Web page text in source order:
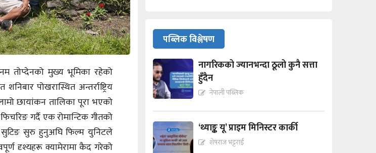
तोप्देनको मुख्य भूमिका रहेको
पोखरास्थित अन्तर्राष्ट्रिय
छायांकन तालिका पूरा भएको
गर्दै एक रोमान्टिक गीतको
सुटिङ सुरु हुनुअघि फिल्म युनिटले
दृश्यहरू क्यामेरामा कैद गरेको
पब्लिक विश्लेषण
नागरिकको ज्यानभन्दा ठूलो कुनै सत्ता
हुँदैन
नेपाली पब्लिक
‘थ्याङ्क यू’ प्राइम मिनिस्टर कार्की
शेषराज भट्टराई